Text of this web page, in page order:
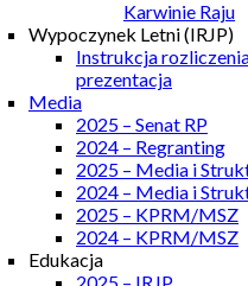
Karwinie Raju
Wypoczynek Letni (IRJP)
Instrukcja
prezentacja
Media
2025 – Senat RP
2024 – Regranting
2025 – Media i
2024 – Media i
2025 – KPRM/MSZ
2024 – KPRM/MSZ
Edukacja